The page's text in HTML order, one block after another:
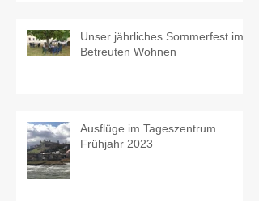
Unser jährliches Sommerfest im
Betreuten Wohnen
Ausflüge im Tageszentrum
Frühjahr 2023